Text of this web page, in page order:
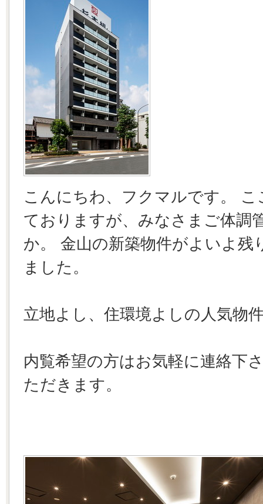
こんにちわ、フクマルです。
ておりますが、みなさまご体調
か。 金山の新築物件がよいよ残
ました。
立地よし、住環境よしの人気物
内覧希望の方はお気軽に連絡下
ただきます。